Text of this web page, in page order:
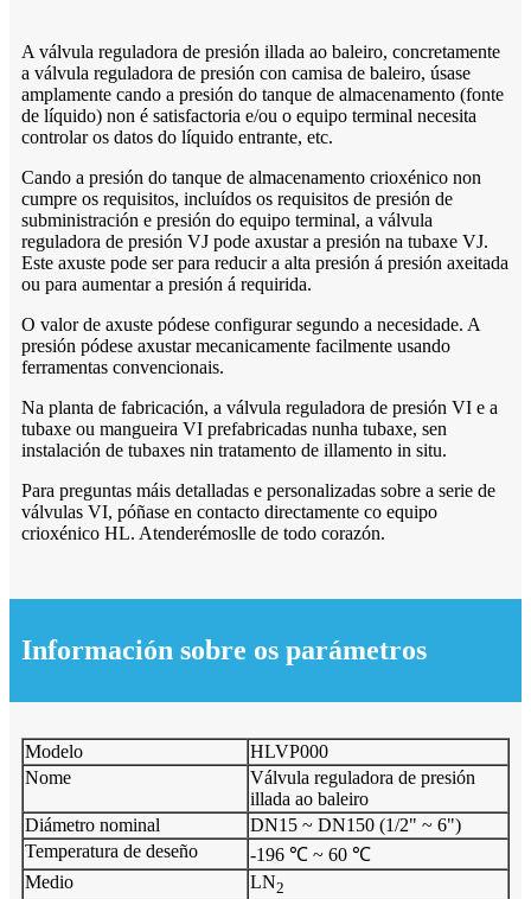
A válvula reguladora de presión illada ao baleiro, concretamente
a válvula reguladora de presión con camisa de baleiro, úsase
amplamente cando a presión do tanque de almacenamento (fonte
de líquido) non é satisfactoria e/ou o equipo terminal necesita
controlar os datos do líquido entrante, etc.
Cando a presión do tanque de almacenamento crioxénico non
cumpre os requisitos, incluídos os requisitos de presión de
subministración e presión do equipo terminal, a válvula
reguladora de presión VJ pode axustar a presión na tubaxe VJ.
Este axuste pode ser para reducir a alta presión á presión axeitada
ou para aumentar a presión á requirida.
O valor de axuste pódese configurar segundo a necesidade. A
presión pódese axustar mecanicamente facilmente usando
ferramentas convencionais.
Na planta de fabricación, a válvula reguladora de presión VI e a
tubaxe ou mangueira VI prefabricadas nunha tubaxe, sen
instalación de tubaxes nin tratamento de illamento in situ.
Para preguntas máis detalladas e personalizadas sobre a serie de
válvulas VI, póñase en contacto directamente co equipo
crioxénico HL. Atenderémoslle de todo corazón.
Información sobre os parámetros
Modelo
HLVP000
Nome
Válvula reguladora de presión
illada ao baleiro
Diámetro nominal
DN15 ~ DN150 (1/2" ~ 6")
Temperatura de deseño
-196 ℃ ~ 60 ℃
Medio
LN2